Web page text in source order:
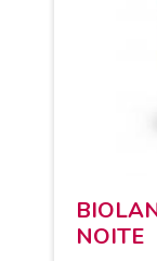
NOI­TE